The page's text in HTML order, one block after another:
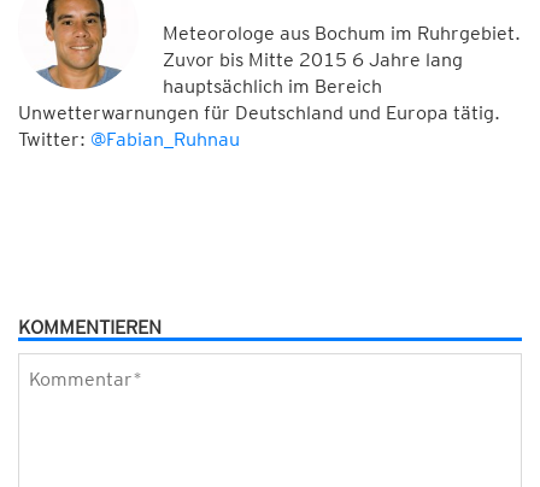
Meteorologe aus Bochum im Ruhrgebiet.
Zuvor bis Mitte 2015 6 Jahre lang
hauptsächlich im Bereich
Unwetterwarnungen für Deutschland und Europa tätig.
Twitter: @Fabian_Ruhnau
KOMMENTIEREN